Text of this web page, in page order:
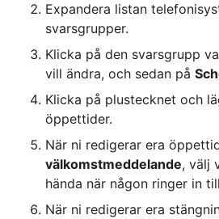
Expandera listan
svarsgrupper.
Klicka på den svarsgrupp
vill ändra, och sedan på
Klicka på plustecknet och
öppettider.
När ni redigerar era
välkomstmeddelande, välj
hända när någon ringer in
När ni redigerar era